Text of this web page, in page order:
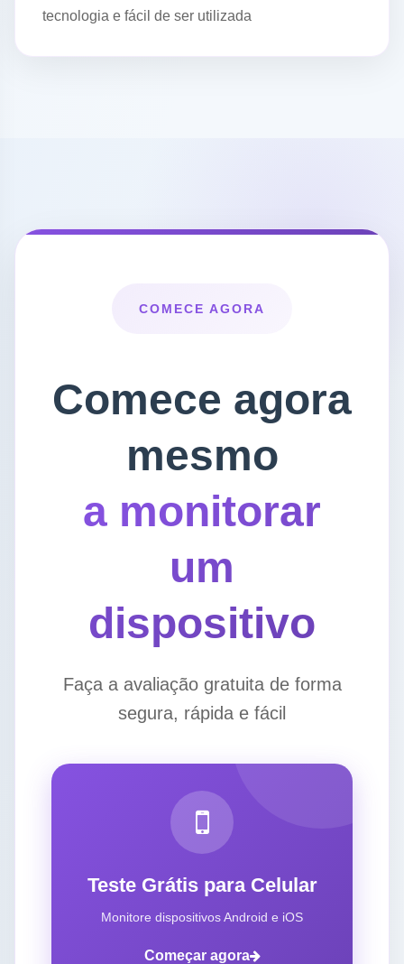
tecnologia e fácil de ser utilizada
COMECE AGORA
Comece agora
mesmo
a monitorar
um
dispositivo
Faça a avaliação gratuita de forma
segura, rápida e fácil
Teste Grátis para Celular
Monitore dispositivos Android e iOS
Começar agora